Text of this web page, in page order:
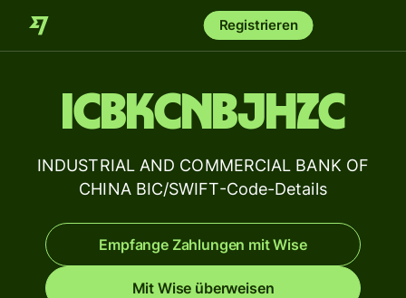
Registrieren
ICBKCNBJHZC
INDUSTRIAL AND COMMERCIAL BANK OF
CHINA BIC/SWIFT-Code-Details
Empfange Zahlungen mit Wise
Mit Wise überweisen